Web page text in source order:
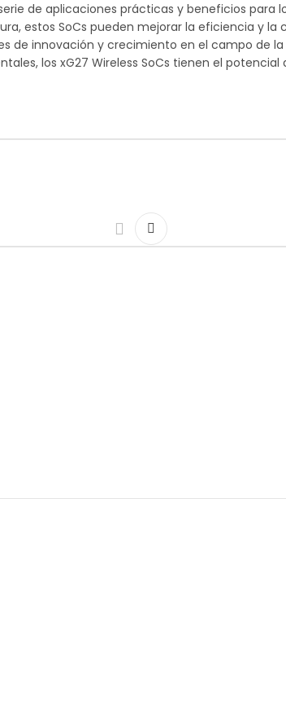
de aplicaciones prácticas y beneficios
estos SoCs pueden mejorar la eficiencia y
de innovación y crecimiento en el campo de
los xG27 Wireless SoCs tienen el